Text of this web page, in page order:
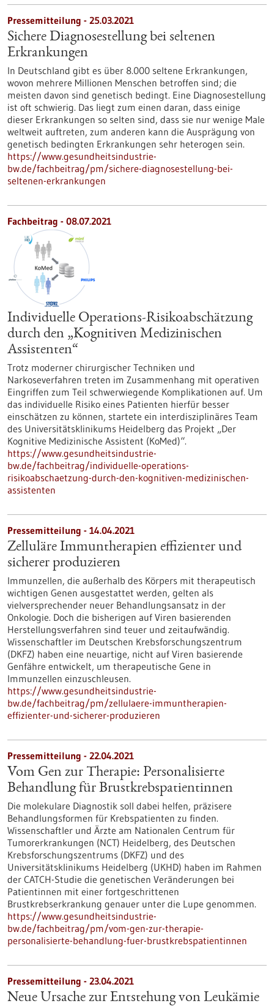
Pressemitteilung - 25.03.2021
Sichere Diagnosestellung bei seltenen
Erkrankungen
In Deutschland gibt es über 8.000 seltene Erkrankungen,
wovon mehrere Millionen Menschen betroffen sind; die
meisten davon sind genetisch bedingt. Eine Diagnosestellung
ist oft schwierig. Das liegt zum einen daran, dass einige
dieser Erkrankungen so selten sind, dass sie nur wenige Male
weltweit auftreten, zum anderen kann die Ausprägung von
genetisch bedingten Erkrankungen sehr heterogen sein.
https://www.gesundheitsindustrie-
bw.de/fachbeitrag/pm/sichere-diagnosestellung-bei-
seltenen-erkrankungen
Fachbeitrag - 08.07.2021
Individuelle Operations-Risikoabschätzung
durch den „Kognitiven Medizinischen
Assistenten“
Trotz moderner chirurgischer Techniken und
Narkoseverfahren treten im Zusammenhang mit operativen
Eingriffen zum Teil schwerwiegende Komplikationen auf. Um
das individuelle Risiko eines Patienten hierfür besser
einschätzen zu können, startete ein interdisziplinäres Team
des Universitätsklinikums Heidelberg das Projekt „Der
Kognitive Medizinische Assistent (KoMed)“.
https://www.gesundheitsindustrie-
bw.de/fachbeitrag/individuelle-operations-
risikoabschaetzung-durch-den-kognitiven-medizinischen-
assistenten
Pressemitteilung - 14.04.2021
Zelluläre Immuntherapien effizienter und
sicherer produzieren
Immunzellen, die außerhalb des Körpers mit therapeutisch
wichtigen Genen ausgestattet werden, gelten als
vielversprechender neuer Behandlungsansatz in der
Onkologie. Doch die bisherigen auf Viren basierenden
Herstellungsverfahren sind teuer und zeitaufwändig.
Wissenschaftler im Deutschen Krebsforschungszentrum
(DKFZ) haben eine neuartige, nicht auf Viren basierende
Genfähre entwickelt, um therapeutische Gene in
Immunzellen einzuschleusen.
https://www.gesundheitsindustrie-
bw.de/fachbeitrag/pm/zellulaere-immuntherapien-
effizienter-und-sicherer-produzieren
Pressemitteilung - 22.04.2021
Vom Gen zur Therapie: Personalisierte
Behandlung für Brustkrebspatientinnen
Die molekulare Diagnostik soll dabei helfen, präzisere
Behandlungsformen für Krebspatienten zu finden.
Wissenschaftler und Ärzte am Nationalen Centrum für
Tumorerkrankungen (NCT) Heidelberg, des Deutschen
Krebsforschungszentrums (DKFZ) und des
Universitätsklinikums Heidelberg (UKHD) haben im Rahmen
der CATCH-Studie die genetischen Veränderungen bei
Patientinnen mit einer fortgeschrittenen
Brustkrebserkrankung genauer unter die Lupe genommen.
https://www.gesundheitsindustrie-
bw.de/fachbeitrag/pm/vom-gen-zur-therapie-
personalisierte-behandlung-fuer-brustkrebspatientinnen
Pressemitteilung - 23.04.2021
Neue Ursache zur Entstehung von Leukämie